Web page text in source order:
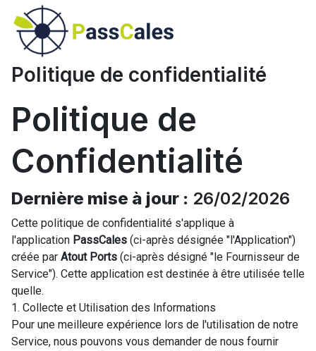
Politique de confidentialité
Politique de
Confidentialité
Dernière mise à jour : 26/02/2026
Cette politique de confidentialité s'applique à
l'application PassCales (ci-après désignée "l'Application")
créée par Atout Ports (ci-après désigné "le Fournisseur de
Service"). Cette application est destinée à être utilisée telle
quelle.
1. Collecte et Utilisation des Informations
Pour une meilleure expérience lors de l'utilisation de notre
Service, nous pouvons vous demander de nous fournir